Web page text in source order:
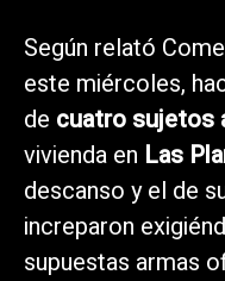
Según relató
este miércoles,
de cuatro sujetos
vivienda en Las
descanso y el de
increparon
supuestas armas